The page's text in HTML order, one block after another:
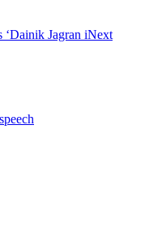
‘Dainik Jagran iNext